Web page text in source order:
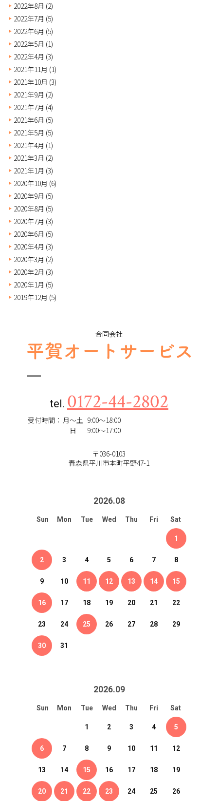
2022年8月 (2)
2022年7月 (5)
2022年6月 (5)
2022年5月 (1)
2022年4月 (3)
2021年11月 (1)
2021年10月 (3)
2021年9月 (2)
2021年7月 (4)
2021年6月 (5)
2021年5月 (5)
2021年4月 (1)
2021年3月 (2)
2021年1月 (3)
2020年10月 (6)
2020年9月 (5)
2020年8月 (5)
2020年7月 (3)
2020年6月 (5)
2020年4月 (3)
2020年3月 (2)
2020年2月 (3)
2020年1月 (5)
2019年12月 (5)
合同会社
tel. 0172-44-2802
受付時間： 月～土 9:00～18:00
日
9:00～17:00
〒036-0103
青森県平川市本町平野47-1
2026.08
Sun Mon Tue Wed Thu Fri Sat
1
2 3 4 5 6 7 8
9 10 11 12 13 14 15
16 17 18 19 20 21 22
23 24 25 26 27 28 29
30 31
2026.09
Sun Mon Tue Wed Thu Fri Sat
1 2 3 4 5
6 7 8 9 10 11 12
13 14 15 16 17 18 19
20 21 22 23 24 25 26